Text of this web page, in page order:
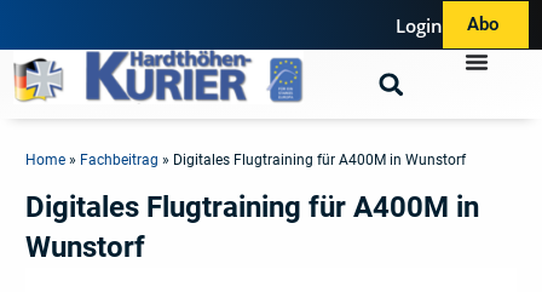
Login Abo
Home » Fachbeitrag » Digitales Flugtraining für A400M in Wunstorf
Digitales Flugtraining für A400M in
Wunstorf